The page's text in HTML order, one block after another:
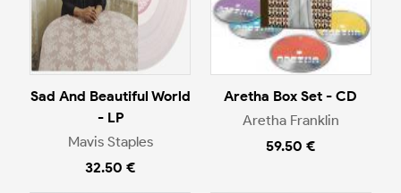
Sad And Beautiful World
- LP
Mavis Staples
32.50 €
Aretha Box Set - CD
Aretha Franklin
59.50 €